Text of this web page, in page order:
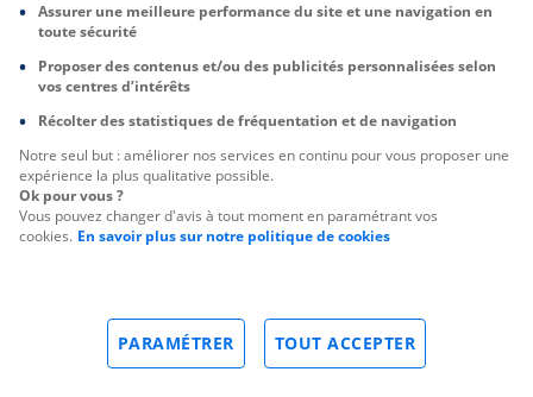
Assurer une meilleure performance du site et une navigation en
toute sécurité
Proposer des contenus et/ou des publicités personnalisées selon
vos centres d’intérêts
Récolter des statistiques de fréquentation et de navigation
Notre seul but : améliorer nos services en continu pour vous proposer une
expérience la plus qualitative possible.
Ok pour vous ?
Vous pouvez changer d'avis à tout moment en paramétrant vos
cookies. En savoir plus sur notre politique de cookies
TOUT ACCEPTER
PARAMÉTRER